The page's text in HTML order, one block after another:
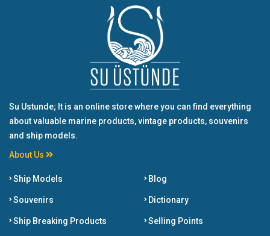
Su Ustunde; It is an online store where you can find everything
about valuable marine products, vintage products, souvenirs
and ship models.
About Us
Ship Models
Souvenirs
Ship Breaking Products
Blog
Dictionary
Selling Points